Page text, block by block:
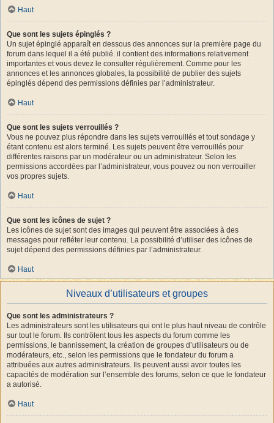
Haut
Que sont les sujets épinglés ?
Un sujet épinglé apparaît en dessous des annonces sur la première page du
forum dans lequel il a été publié. il contient des informations relativement
importantes et vous devez le consulter régulièrement. Comme pour les
annonces et les annonces globales, la possibilité de publier des sujets
épinglés dépend des permissions définies par l’administrateur.
Haut
Que sont les sujets verrouillés ?
Vous ne pouvez plus répondre dans les sujets verrouillés et tout sondage y
étant contenu est alors terminé. Les sujets peuvent être verrouillés pour
différentes raisons par un modérateur ou un administrateur. Selon les
permissions accordées par l’administrateur, vous pouvez ou non verrouiller
vos propres sujets.
Haut
Que sont les icônes de sujet ?
Les icônes de sujet sont des images qui peuvent être associées à des
messages pour refléter leur contenu. La possibilité d’utiliser des icônes de
sujet dépend des permissions définies par l’administrateur.
Haut
Niveaux d’utilisateurs et groupes
Que sont les administrateurs ?
Les administrateurs sont les utilisateurs qui ont le plus haut niveau de contrôle
sur tout le forum. Ils contrôlent tous les aspects du forum comme les
permissions, le bannissement, la création de groupes d’utilisateurs ou de
modérateurs, etc., selon les permissions que le fondateur du forum a
attribuées aux autres administrateurs. Ils peuvent aussi avoir toutes les
capacités de modération sur l’ensemble des forums, selon ce que le fondateur
a autorisé.
Haut